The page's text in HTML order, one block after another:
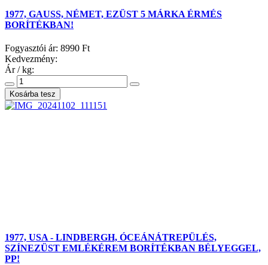
1977, GAUSS, NÉMET, EZÜST 5 MÁRKA ÉRMÉS
BORÍTÉKBAN!
Fogyasztói ár: 8990 Ft
Kedvezmény:
Ár / kg:
1977, USA - LINDBERGH, ÓCEÁNÁTREPÜLÉS,
SZÍNEZÜST EMLÉKÉREM BORÍTÉKBAN BÉLYEGGEL,
PP!